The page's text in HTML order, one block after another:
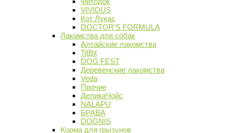
VIVIDUS
Кот Лукас
DOCTOR'S FORMULA
Лакомства для собак
Алтайские лакомства
TitBit
DOG FEST
Деревенские лакомства
Veda
Прочие
ДеликаЧойс
NALAPU
БРАВА
DOGNIS
Корма для грызунов